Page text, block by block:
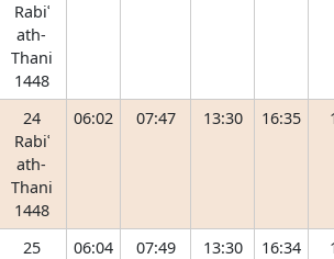
Rabiʿ
ath-
Thani
1448
24
Rabiʿ
ath-
Thani
1448
06:02 07:47 13:30 16:35
25
06:04 07:49 13:30 16:34